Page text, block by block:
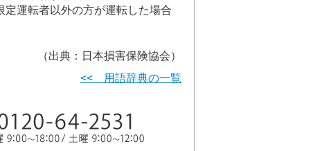
運転者以外の方が運転した場合
（出典：日本損害保険協会）
<< 用語辞典の一覧